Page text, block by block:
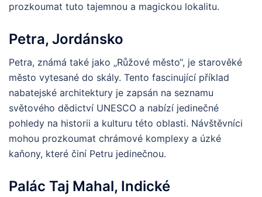
prozkoumat tuto tajemnou a magickou lokalitu.
Petra, Jordánsko
Petra, známá také jako „Růžové město“, je starověké
město vytesané do skály. Tento fascinující příklad
nabatejské architektury je zapsán na seznamu
světového dědictví UNESCO a nabízí jedinečné
pohledy na historii a kulturu této oblasti. Návštěvníci
mohou prozkoumat chrámové komplexy a úzké
kaňony, které činí Petru jedinečnou.
Palác Taj Mahal, Indické